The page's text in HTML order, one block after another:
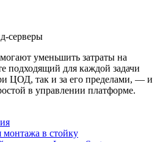
серверы
уменьшить затраты на
подходящий для каждой задачи
ЦОД, так и за его пределами, — и
в управлении платформе.
в стойку